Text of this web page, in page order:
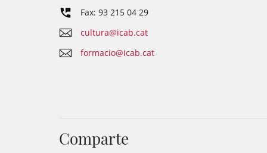
Fax: 93 215 04 29
cultura@icab.cat
formacio@icab.cat
Comparte